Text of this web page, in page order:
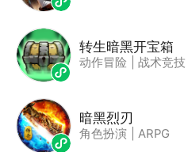
转生暗黑开宝箱
动作冒险 战术竞技
暗黑烈刃
角色扮演 ARPG